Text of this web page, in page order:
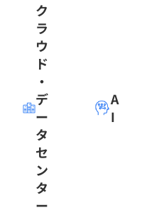
ク
ラ
ウ
ド
・
デ
ー
タ
セ
ン
タ
ー
A
I